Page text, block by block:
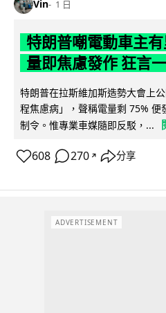
Vin 1 日
特朗普嘲電動車主
量即焦慮發作 狂言
特朗普在拉斯維加斯造勢大會上
程焦慮病」，聲稱電量剩 75% 便
制令。惟專業車媒隨即反駁，...
608 270 ↗ 分享
ADVERTISEMENT